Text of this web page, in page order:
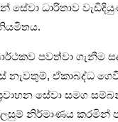
සේවා ධාරිතාව
පවත්වා ගැනීම
ඒකාබද්ධ
සේවා සමග
නිර්මාණය කරමින්